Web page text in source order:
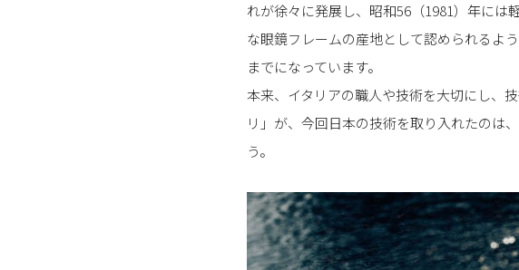
れが徐々に発展し、昭和56（1981）年には
な眼鏡フレームの産地として認められるよ
までになっています。
本来、イタリアの職人や技術を大切にし、
リ」が、今回日本の技術を取り入れたのは
う。